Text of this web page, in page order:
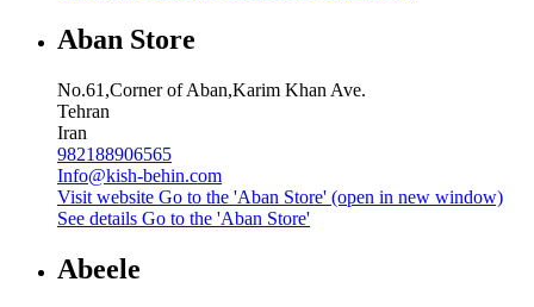
Aban Store
No.61,Corner of Aban,Karim Khan Ave.
Tehran
Iran
982188906565
Info@kish-behin.com
Visit website Go to the 'Aban Store' (open in new window)
See details Go to the 'Aban Store'
Abeele